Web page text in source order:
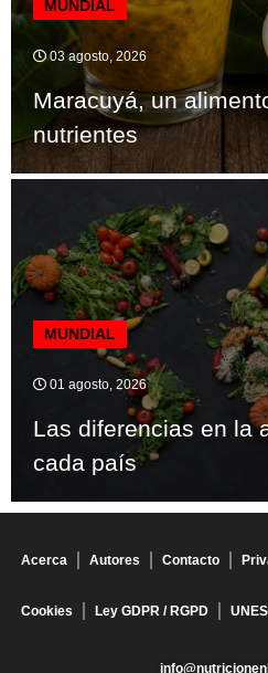
MUNDIAL
03 agosto, 2026
Maracuyá, un
nutrientes
MUNDIAL
01 agosto, 2026
Las diferencias en la
cada país
Acerca Autores Contacto
Cookies Ley GDPR / RGPD